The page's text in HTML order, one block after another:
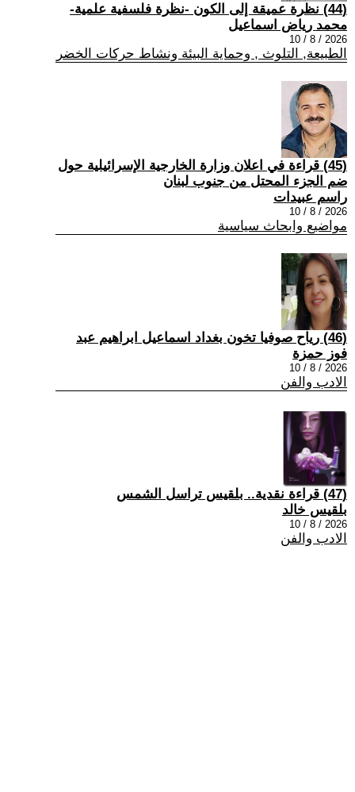
(44) نظرة عميقة إلى الكون -نظرة فلسفية علمية-
محمد رياض اسماعيل
2026 / 8 / 10
الطبيعة, التلوث , وحماية البيئة ونشاط حركات الخضر
(45) قراءة في اعلان وزارة الخارجية الإسرائيلية حول
ضم الجزء المحتل من جنوب لبنان
راسم عبيدات
2026 / 8 / 10
مواضيع وابحاث سياسية
(46) رياح صوفيا تخون بغداد اسماعيل ابراهيم عبد
فوز حمزة
2026 / 8 / 10
الادب والفن
(47) قراءة نقدية.. بلقيس تراسل الشمس
بلقيس خالد
2026 / 8 / 10
الادب والفن